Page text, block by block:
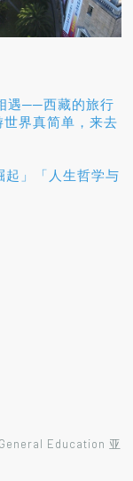
遇──西藏的旅行
界真简单，来去
起」「人生哲学与
Education 亚